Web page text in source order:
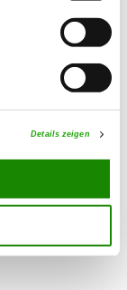
Details zeigen